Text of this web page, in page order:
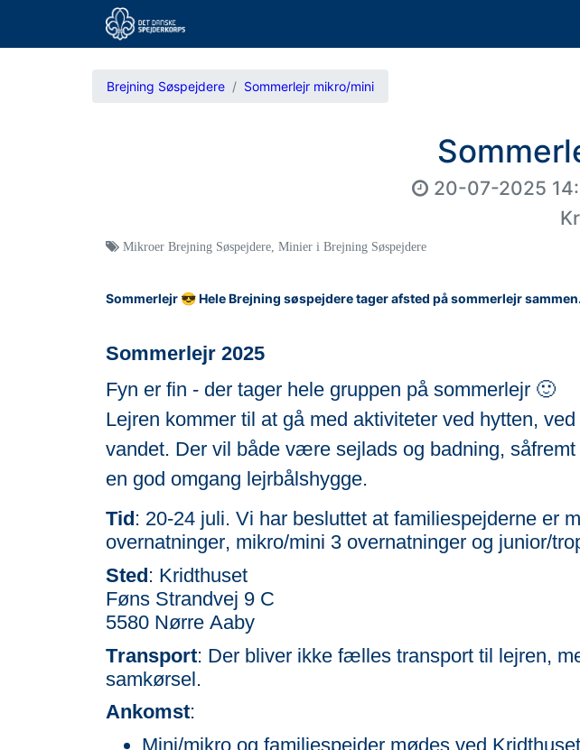
Brejning Søspejdere Sommerlejr mikro/mini
20-07-2025
Mikroer Brejning Søspejdere Minier i Brejning Søspejdere
Sommerlejr 😎 Hele Brejning søspejdere tager afsted på sommerlejr
Sommerlejr 2025
Fyn er fin - der tager hele gruppen på sommerlejr 🙂
Lejren kommer til at gå med aktiviteter ved hytten,
vandet. Der vil både være sejlads og badning,
en god omgang lejrbålshygge.
Tid : 20-24 juli. Vi har besluttet at familiespejderne er
overnatninger, mikro/mini 3 overnatninger og junior/
Sted: Kridthuset
Føns Strandvej 9 C
5580 Nørre Aaby
Transport: Der bliver ikke fælles transport til lejren,
samkørsel.
Ankomst:
Mini/mikro og familiespejder mødes ved